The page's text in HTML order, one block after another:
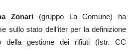
Zonari (gruppo La Comune) ha
sullo stato dell’iter per la definizione
della gestione dei rifiuti (Istr. CC